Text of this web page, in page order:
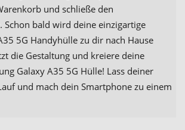
und schließe den
Schon bald wird deine einzigartige
5G Handyhülle zu dir nach Hause
die Gestaltung und kreiere deine
Galaxy A35 5G Hülle! Lass deiner
und mach dein Smartphone zu einem